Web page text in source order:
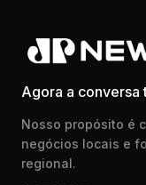
Agora a conversa
Nosso propósito é
negócios locais e
regional.